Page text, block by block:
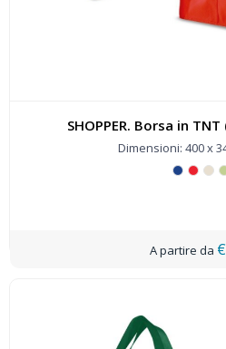
SHOPPER. Borsa in
Dimensioni: 400 x